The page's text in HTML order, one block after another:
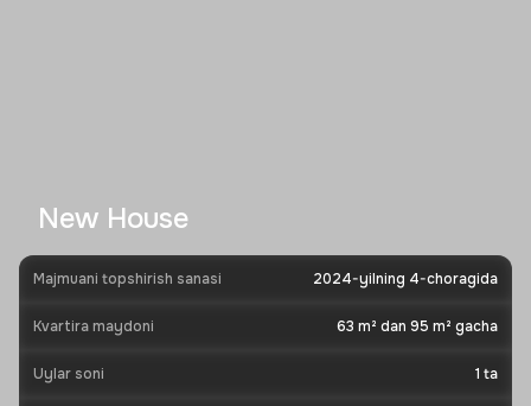
New House
Majmuani topshirish sanasi 2024-yilning 4-choragida
Kvartira maydoni 63 m² dan 95 m² gacha
Uylar soni 1 ta